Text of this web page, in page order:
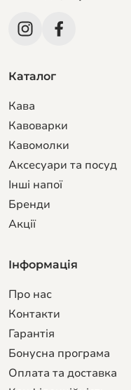
Каталог
Кава
Кавоварки
Кавомолки
Аксесуари та посуд
Інші напої
Бренди
Акції
Інформація
Про нас
Контакти
Гарантiя
Бонусна програма
Оплата та доставка